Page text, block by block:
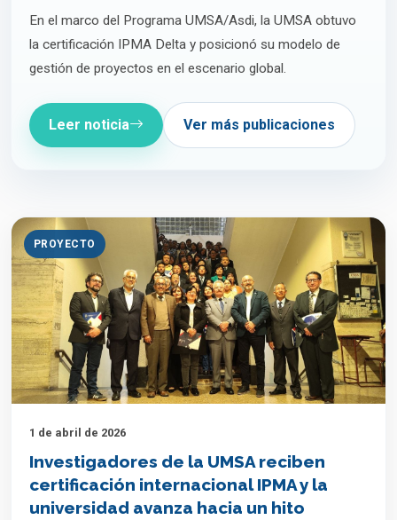
En el marco del Programa UMSA/Asdi, la UMSA obtuvo
la certificación IPMA Delta y posicionó su modelo de
gestión de proyectos en el escenario global.
Leer noticia Ver más publicaciones
PROYECTO
1 de abril de 2026
Investigadores de la UMSA reciben
certificación internacional IPMA y la
universidad avanza hacia un hito